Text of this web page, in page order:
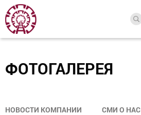
ФОТОГАЛЕРЕЯ
НОВОСТИ КОМПАНИИ
СМИ О НАС